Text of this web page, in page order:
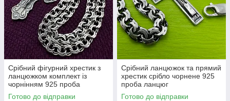
Срібний фігурний хрестик з
ланцюжком комплект із
чорнінням 925 проба
Готово до відправки
Срібний ланцюжок та прямий
хрестик срібло чорнене 925
проба ланцюг
Готово до відправки